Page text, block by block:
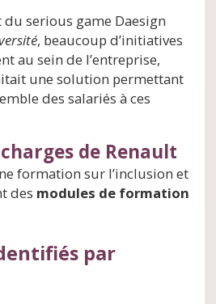
du serious game Daesign
, beaucoup d’initiatives
au sein de l’entreprise,
une solution permettant
des salariés à ces
de Renault
formation sur l’inclusion et
des modules de formation
par